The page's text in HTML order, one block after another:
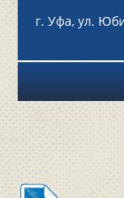
г. Уфа, ул.